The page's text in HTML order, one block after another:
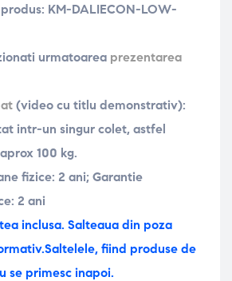
KM-DALIECON-LOW-
urmatoarea prezentarea
(video cu titlu demonstrativ):
intr-un singur colet, astfel
100 kg.
fizice: 2 ani; Garantie
2 ani
inclusa. Salteaua din poza
Saltelele, fiind produse de
se primesc inapoi.